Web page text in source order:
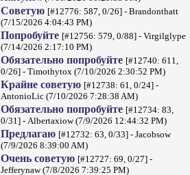
Советую [#12776: 587, 0/26] - Brandonthatt
(7/15/2026 4:04:43 PM)
Попробуйте [#12756: 579, 0/88] - Virgilglype
(7/14/2026 2:17:10 PM)
Обязательно попробуйте [#12740: 611,
0/26] - Timothytox (7/10/2026 2:30:52 PM)
Крайне советую [#12738: 61, 0/24] -
AntonioLic (7/10/2026 7:28:38 AM)
Обязательно попробуйте [#12734: 83,
0/31] - Albertaxiow (7/9/2026 12:44:32 PM)
Предлагаю [#12732: 63, 0/33] - Jacobsow
(7/9/2026 8:39:00 AM)
Очень советую [#12727: 69, 0/27] -
Jefferynaw (7/8/2026 7:39:25 PM)